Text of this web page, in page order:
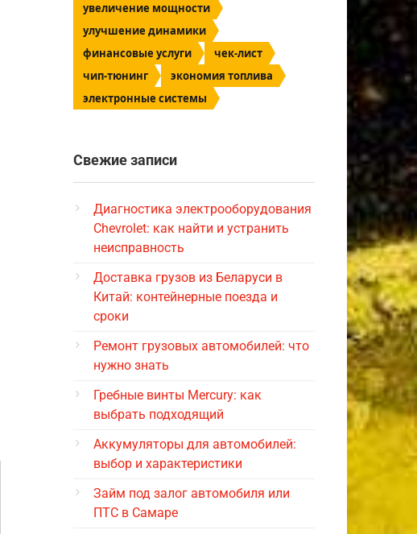
увеличение мощности
улучшение динамики
финансовые услуги
чек-лист
чип-тюнинг
экономия топлива
электронные системы
Свежие записи
Диагностика электрооборудования
Chevrolet: как найти и устранить
неисправность
Доставка грузов из Беларуси в
Китай: контейнерные поезда и
сроки
Ремонт грузовых автомобилей: что
нужно знать
Гребные винты Mercury: как
выбрать подходящий
Аккумуляторы для автомобилей:
выбор и характеристики
Займ под залог автомобиля или
ПТС в Самаре